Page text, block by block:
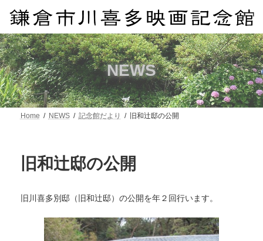
ン
ツ
へ
ス
キ
ッ
プ
ー
シ
ョ
ン
に
移
動
NEWS
Home NEWS 記念館だより 旧和辻邸の公開
旧和辻邸の公開
旧川喜多別邸（旧和辻邸）の公開を年２回行います。